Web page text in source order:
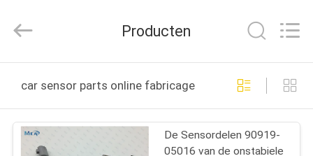
PRODUCTEN
Limited.
Producten
car sensor parts online fabricage
De Sensordelen 90919-
05016 van de onstabiele